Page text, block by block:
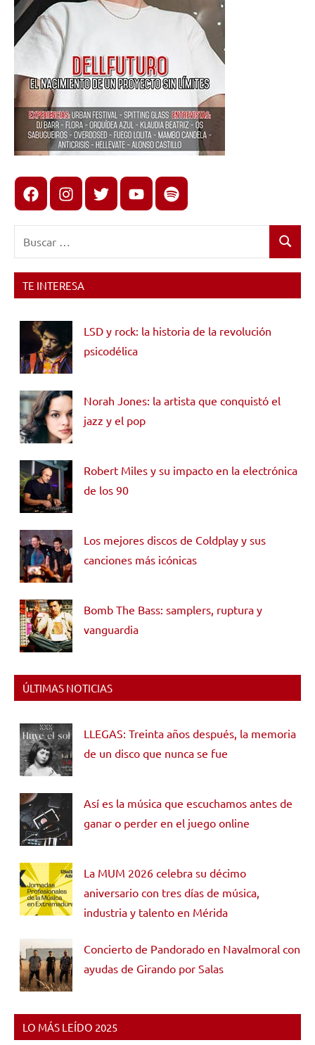
FacebookInstagram
X youtubespotify
Buscar
TE INTERESA
LSD y rock: la historia de la revolución
psicodélica
Norah Jones: la artista que conquistó el
jazz y el pop
Robert Miles y su impacto en la electrónica
de los 90
Los mejores discos de Coldplay y sus
canciones más icónicas
Bomb The Bass: samplers, ruptura y
vanguardia
ÚLTIMAS NOTICIAS
LLEGAS: Treinta años después, la memoria
de un disco que nunca se fue
Así es la música que escuchamos antes de
ganar o perder en el juego online
La MUM 2026 celebra su décimo
aniversario con tres días de música,
industria y talento en Mérida
Concierto de Pandorado en Navalmoral con
ayudas de Girando por Salas
LO MÁS LEÍDO 2025